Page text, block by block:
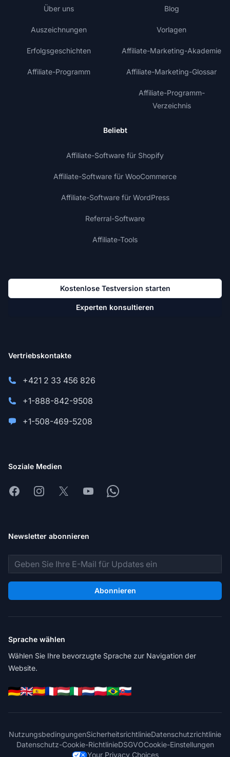
Über uns
Auszeichnungen
Erfolgsgeschichten
Affiliate-Programm
Blog
Vorlagen
Affiliate-Marketing-Akademie
Affiliate-Marketing-Glossar
Affiliate-Programm-
Verzeichnis
Beliebt
Affiliate-Software für Shopify
Affiliate-Software für WooCommerce
Affiliate-Software für WordPress
Referral-Software
Affiliate-Tools
Kostenlose Testversion starten
Experten konsultieren
Vertriebskontakte
+421 2 33 456 826
+1-888-842-9508
+1-508-469-5208
Soziale Medien
FacebookInstagram
X YoutubeWhatsapp
Newsletter abonnieren
E-Mail-Adresse
Abonnieren
Sprache wählen
Wählen Sie Ihre bevorzugte Sprache zur Navigation der
Website.
NutzungsbedingungenSicherheitsrichtlinieDatenschutzrichtlinie
Datenschutz-Cookie-RichtlinieDSGVOCookie-Einstellungen
Your Privacy Choices